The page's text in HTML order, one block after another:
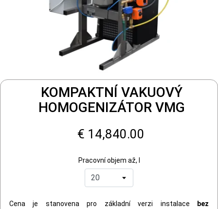
KOMPAKTNÍ VAKUOVÝ
HOMOGENIZÁTOR VMG
€ 14,840.00
Pracovní objem až, l
Cena je stanovena pro základní verzi instalace bez